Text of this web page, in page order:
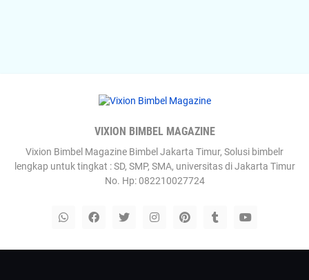
VIXION BIMBEL MAGAZINE
Vixion Bimbel Magazine Bimbel Jakarta Timur, Solusi bimbelr
lengkap untuk tingkat : SD, SMP, SMA, universitas di Jakarta Timur
No. Hp: 082210027724